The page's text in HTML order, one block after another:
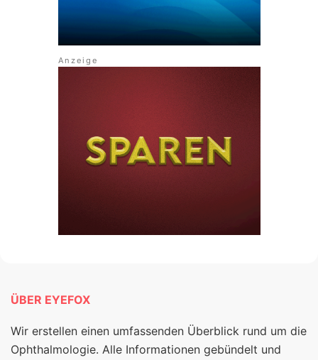
ÜBER EYEFOX
Wir erstellen einen umfassenden Überblick rund um die
Ophthalmologie. Alle Informationen gebündelt und